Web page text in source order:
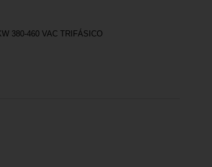
380-460 VAC TRIFÁSICO